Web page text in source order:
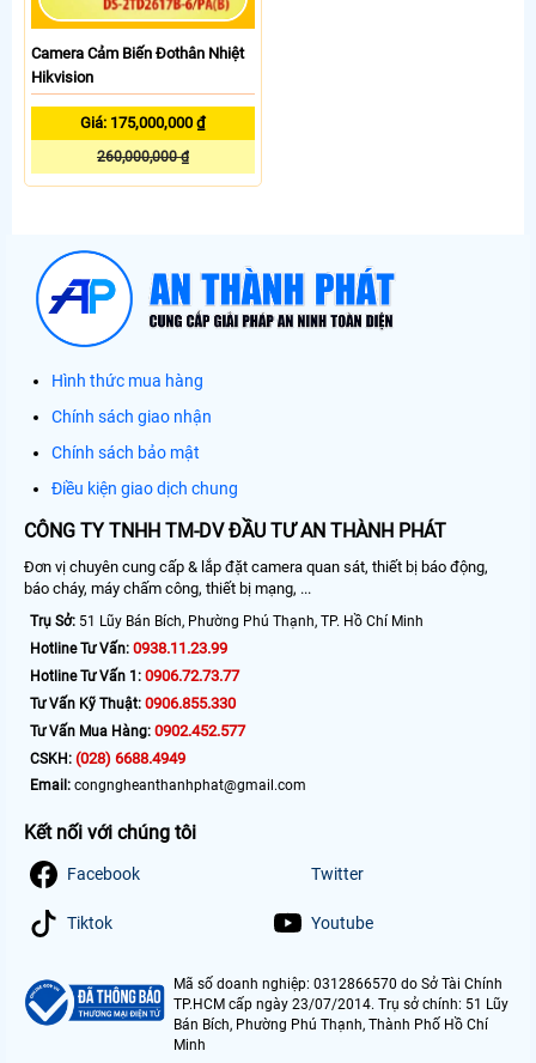
Camera Cảm Biến Đothân Nhiệt
Hikvision
Giá: 175,000,000 ₫
260,000,000 ₫
Hình thức mua hàng
Chính sách giao nhận
Chính sách bảo mật
Điều kiện giao dịch chung
CÔNG TY TNHH TM-DV ĐẦU TƯ AN THÀNH PHÁT
Đơn vị chuyên cung cấp & lắp đặt camera quan sát, thiết bị báo động,
báo cháy, máy chấm công, thiết bị mạng, ...
Trụ Sở: 51 Lũy Bán Bích, Phường Phú Thạnh, TP. Hồ Chí Minh
Hotline Tư Vấn: 0938.11.23.99
Hotline Tư Vấn 1: 0906.72.73.77
Tư Vấn Kỹ Thuật: 0906.855.330
Tư Vấn Mua Hàng: 0902.452.577
CSKH: (028) 6688.4949
Email: congngheanthanhphat@gmail.com
Kết nối với chúng tôi
Facebook Twitter
Tiktok Youtube
Mã số doanh nghiệp: 0312866570 do Sở Tài Chính
TP.HCM cấp ngày 23/07/2014. Trụ sở chính: 51 Lũy
Bán Bích, Phường Phú Thạnh, Thành Phố Hồ Chí
Minh